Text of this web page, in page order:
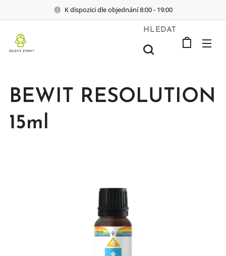
K dispozici dle objednání 8:00 - 19:00
HLEDAT
BEWIT RESOLUTION
15ml